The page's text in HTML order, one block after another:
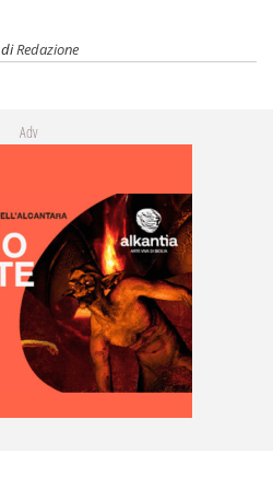
diRedazione
Adv